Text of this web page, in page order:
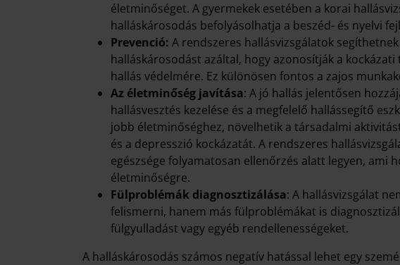
életminőséget. A gyermekek esetében a korai
halláskárosodás befolyásolhatja a beszéd- és nyelvi
Prevenció: A rendszeres hallásvizsgálatok
halláskárosodást azáltal, hogy azonosítják a
hallás védelmére. Ez különösen fontos a zajos
Az életminőség javítása: A jó hallás jelentősen
hallásvesztés kezelése és a megfelelő hallássegítő
jobb életminőséghez, növelhetik a társadalmi
és a depresszió kockázatát. A rendszeres
egészsége folyamatosan ellenőrzés alatt legyen, ami
életminőségre.
Fülproblémák diagnosztizálása: A hallásvizsgálat
felismerni, hanem más fülproblémákat is
fülgyulladást vagy egyéb rendellenességeket.
A halláskárosodás számos negatív hatással lehet egy